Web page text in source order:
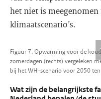
het niet is meegenomen
klimaatscenario’s.
Figuur 7: Opwarming voor de
zomerdagen (rechts) vergeleken
bij het WH-scenario voor 2050
Wat zijn de belangrijkste